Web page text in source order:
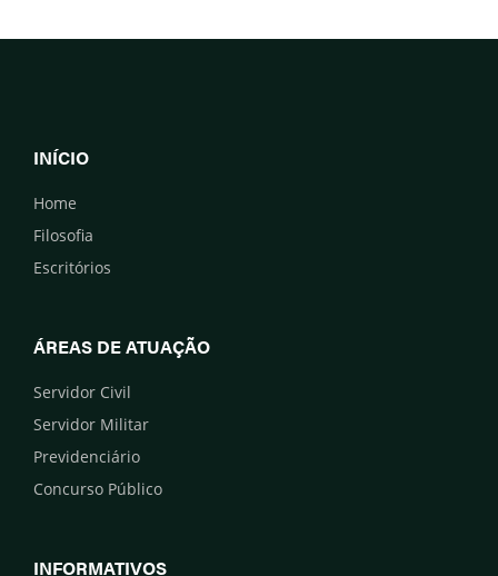
INÍCIO
Home
Filosofia
Escritórios
ÁREAS DE ATUAÇÃO
Servidor Civil
Servidor Militar
Previdenciário
Concurso Público
INFORMATIVOS